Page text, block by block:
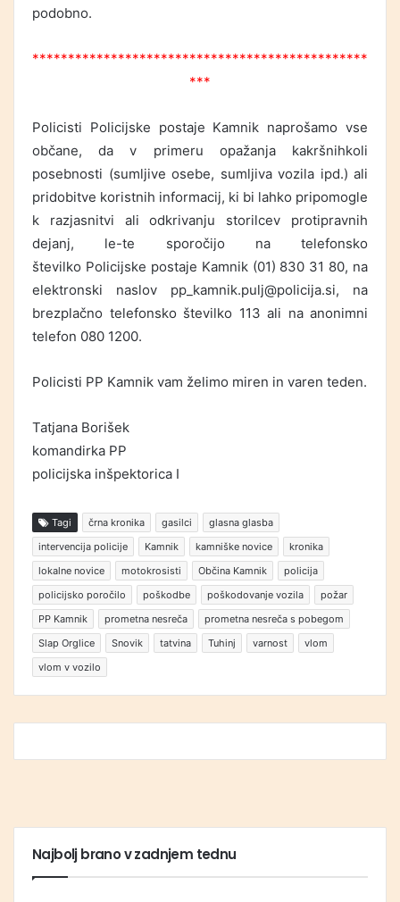
podobno.
***********************************************
***
Policisti Policijske postaje Kamnik naprošamo vse
občane, da v primeru opažanja kakršnihkoli
posebnosti (sumljive osebe, sumljiva vozila ipd.) ali
pridobitve koristnih informacij, ki bi lahko pripomogle
k razjasnitvi ali odkrivanju storilcev protipravnih
dejanj, le-te sporočijo na telefonsko
številko Policijske postaje Kamnik (01) 830 31 80, na
elektronski naslov pp_kamnik.pulj@policija.si, na
brezplačno telefonsko številko 113 ali na anonimni
telefon 080 1200.
Policisti PP Kamnik vam želimo miren in varen teden.
Tatjana Borišek
komandirka PP
policijska inšpektorica I
Tagi črna kronika gasilci
glasna glasba
intervencija policije
Kamnik kamniške novice
kronika
lokalne novice
motokrosisti Občina Kamnik
policija
policijsko poročilo
poškodbe poškodovanje vozila
požar
PP Kamnik
prometna nesreča
prometna nesreča s pobegom
Slap Orglice
Snovik tatvina Tuhinj varnost
vlom
vlom v vozilo
Najbolj brano v zadnjem tednu